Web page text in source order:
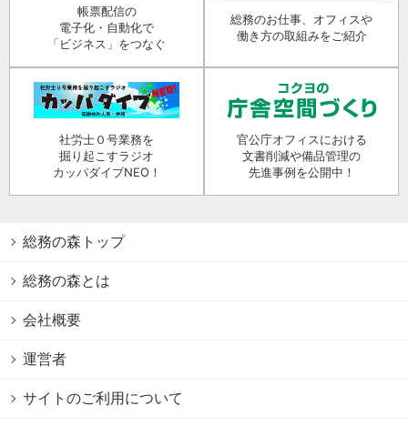
帳票配信の
電子化・自動化で
「ビジネス」をつなぐ
総務のお仕事、オフィスや
働き方の取組みをご紹介
社労士０号業務を
掘り起こすラジオ
カッパダイブNEO！
官公庁オフィスにおける
文書削減や備品管理の
先進事例を公開中！
総務の森トップ
総務の森とは
会社概要
運営者
サイトのご利用について